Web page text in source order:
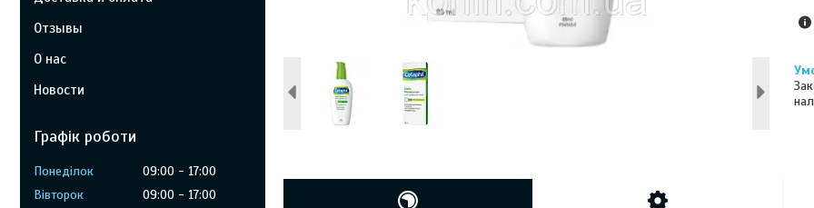
Отзывы
О нас
Новости
Графік роботи
Понеділок 09:00
17:00
Вівторок
09:00
17:00